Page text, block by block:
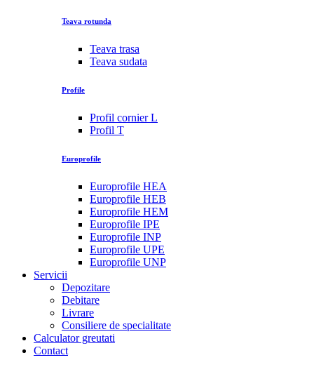
Teava rotunda
Teava trasa
Teava sudata
Profile
Profil cornier L
Profil T
Europrofile
Europrofile HEA
Europrofile HEB
Europrofile HEM
Europrofile IPE
Europrofile INP
Europrofile UPE
Europrofile UNP
Servicii
Depozitare
Debitare
Livrare
Consiliere de specialitate
Calculator greutati
Contact